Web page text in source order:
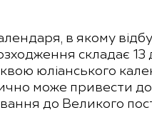
в якому
складає 13
юліанського
може привести до
до Великого